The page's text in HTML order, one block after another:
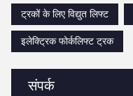
संपर्क
ट्रकों के लिए विद्युत लिफ्ट
इलेक्ट्रिक फोर्कलिफ्ट ट्रक